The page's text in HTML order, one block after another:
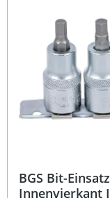
Korrosion Rändelung für sicheren Griff und schnelles
Wechseln Inklusive Metallschiene zur geordneten
Aufbewahrung Lieferumfang: 1 x Bit-Einsatz-Satz, 7-teilig
(T15, T20, T25, T30, T40, T45,
Aufbewahrung
BGS Bit-
Innenvierkant